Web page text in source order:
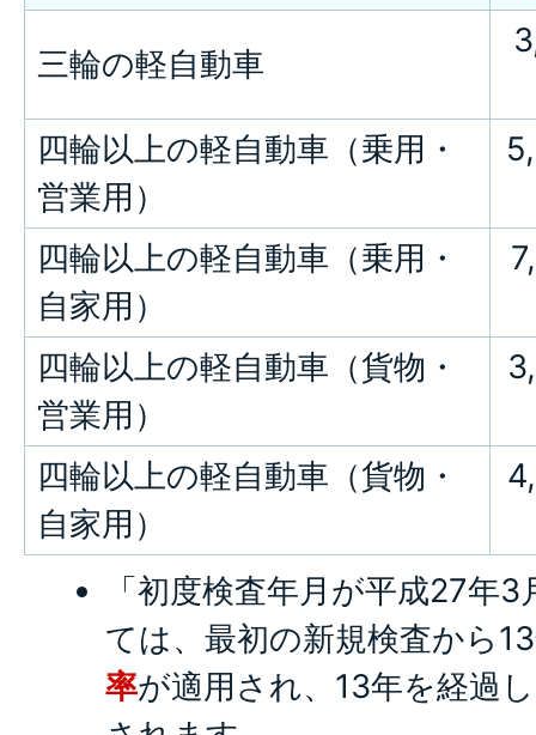
三輪の軽自動車
四輪以上の軽自動車（乗用・
営業用）
四輪以上の軽自動車（乗用・
自家用）
四輪以上の軽自動車（貨物・
営業用）
四輪以上の軽自動車（貨物・
自家用）
「初度検査年月が平成27年
ては、最初の新規検査から
率が適用され、13年を経過